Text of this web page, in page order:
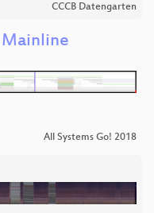
CCCB Datengarten
All Systems Go! 2018